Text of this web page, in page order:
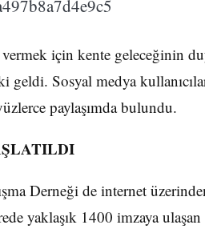
için kente geleceğinin
Sosyal medya
paylaşımda bulundu.
Derneği de internet
yaklaşık 1400 imzaya